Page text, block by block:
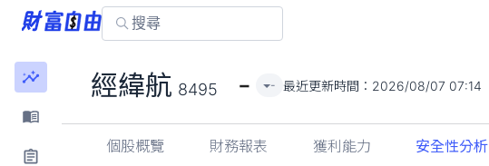
經緯航 8495 - - 最近更新時間： 2026/08/07 07:14
個股概覽 財務報表 獲利能力 安全性分析